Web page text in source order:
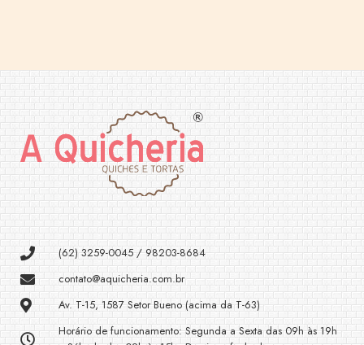
(62) 3259-0045 / 98203-8684
contato@aquicheria.com.br
Av. T-15, 1587 Setor Bueno (acima da T-63)
Horário de funcionamento: Segunda a Sexta das 09h às 19h